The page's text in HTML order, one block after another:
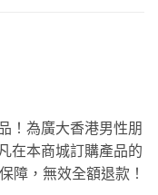
！為廣大香港男性朋
在本商城訂購產品的
障，無效全額退款！